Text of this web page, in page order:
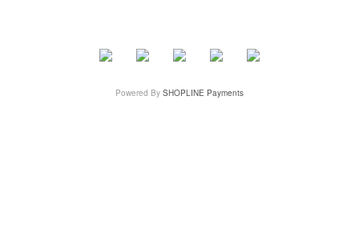
Powered By SHOPLINE Payments